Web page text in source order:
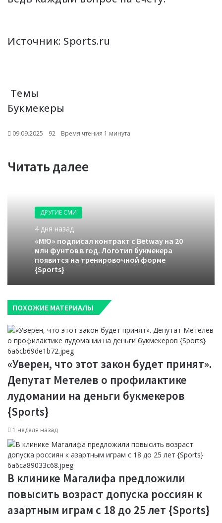
Источник: Sports.ru
Темы
Букмекеры
09.09.2025 92 Время чтения 1 минута
Читать далее
ДРУГИЕ СМИ
4 дня назад
«МЮ» подписал контракт с Betway на 20
млн фунтов в год. Логотип букмекера
появится на тренировочной форме
{Sports}
ПОХОЖИЕ МАТЕРИАЛЫ
«Уверен, что этот закон будет принят».
Депутат Метелев о профилактике
лудомании на деньги букмекеров
{Sports}
1 неделя назад
В клинике Магалифа предложили
повысить возраст допуска россиян к
азартным играм с 18 до 25 лет {Sports}